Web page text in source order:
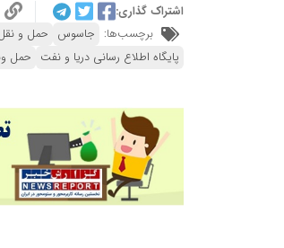
اشتراک گذاری:
برچسب‌ها: جاسوس حمل و
پایگاه اطلاع رسانی دریا و نفت
حمل